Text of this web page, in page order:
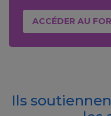
ACCÉDER AU
Ils